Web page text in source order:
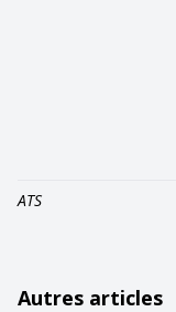
ATS
Autres articles